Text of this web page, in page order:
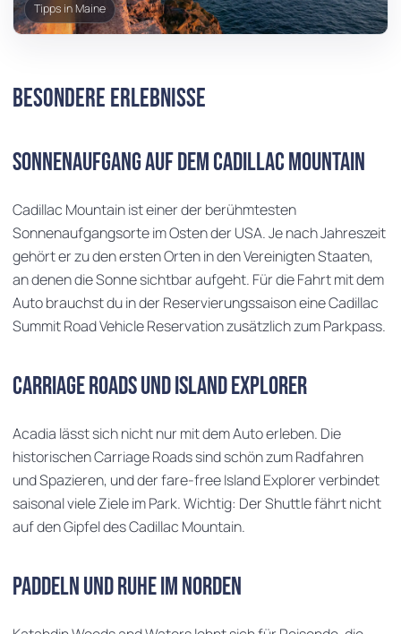
Tipps in Maine
Besondere Erlebnisse
Sonnenaufgang auf dem Cadillac Mountain
Cadillac Mountain ist einer der berühmtesten
Sonnenaufgangsorte im Osten der USA. Je nach Jahreszeit
gehört er zu den ersten Orten in den Vereinigten Staaten,
an denen die Sonne sichtbar aufgeht. Für die Fahrt mit dem
Auto brauchst du in der Reservierungssaison eine Cadillac
Summit Road Vehicle Reservation zusätzlich zum Parkpass.
Carriage Roads und Island Explorer
Acadia lässt sich nicht nur mit dem Auto erleben. Die
historischen Carriage Roads sind schön zum Radfahren
und Spazieren, und der fare-free Island Explorer verbindet
saisonal viele Ziele im Park. Wichtig: Der Shuttle fährt nicht
auf den Gipfel des Cadillac Mountain.
Paddeln und Ruhe im Norden